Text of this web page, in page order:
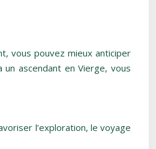
vous pouvez mieux anticiper
ascendant en Vierge, vous
l’exploration, le voyage